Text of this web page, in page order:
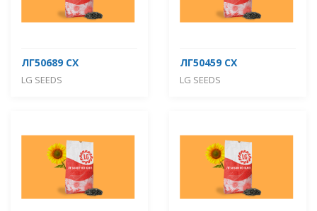
ЛГ50689 СХ
LG SEEDS
ЛГ50459 СХ
LG SEEDS